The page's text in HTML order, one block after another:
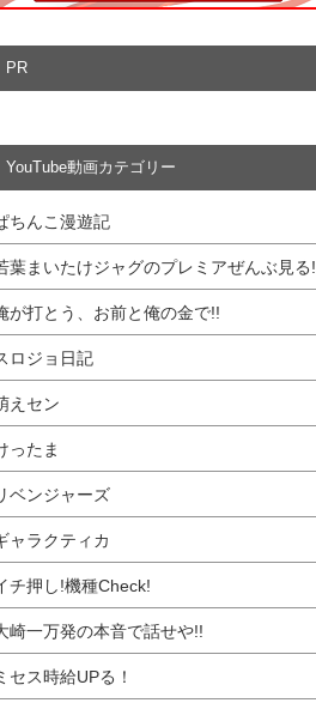
PR
YouTube動画カテゴリー
ちんこ漫遊記
葉まいたけジャグのプレミアぜんぶ見る!
が打とう、お前と俺の金で!!
ロジョ日記
えセン
ったま
ベンジャーズ
ャラクティカ
チ押し!機種Check!
崎一万発の本音で話せや!!
セス時給UPる！